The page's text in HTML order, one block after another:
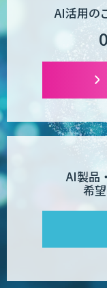
AI活用の
AI製品
希